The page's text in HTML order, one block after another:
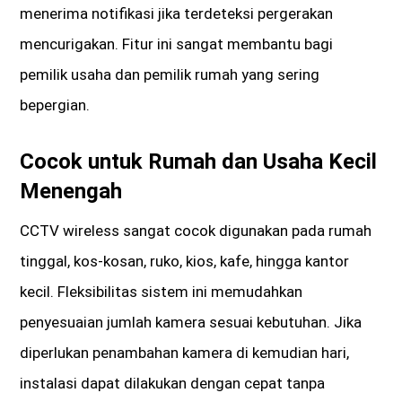
menerima notifikasi jika terdeteksi pergerakan
mencurigakan. Fitur ini sangat membantu bagi
pemilik usaha dan pemilik rumah yang sering
bepergian.
Cocok untuk Rumah dan Usaha Kecil
Menengah
CCTV wireless sangat cocok digunakan pada rumah
tinggal, kos-kosan, ruko, kios, kafe, hingga kantor
kecil. Fleksibilitas sistem ini memudahkan
penyesuaian jumlah kamera sesuai kebutuhan. Jika
diperlukan penambahan kamera di kemudian hari,
instalasi dapat dilakukan dengan cepat tanpa